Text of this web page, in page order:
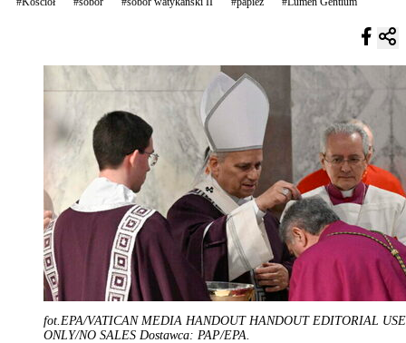
fot.EPA/VATICAN MEDIA HANDOUT HANDOUT EDITORIAL USE
ONLY/NO SALES Dostawca: PAP/EPA.